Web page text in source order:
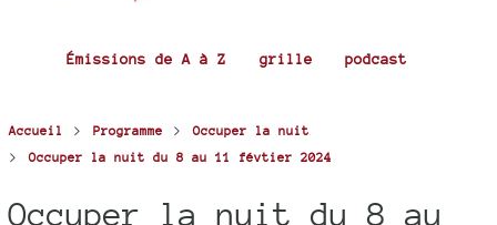
Émissions de A à Z grille podcast
Accueil > Programme >Occuper la nuit
>Occuper la nuit du 8 au 11 févtier 2024
Occuper la nuit du 8 au